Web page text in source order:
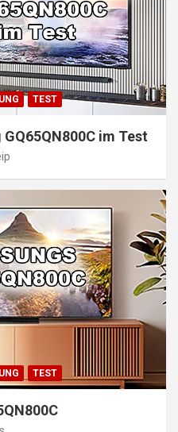
TEST
GQ65QN800C im Test
TEST